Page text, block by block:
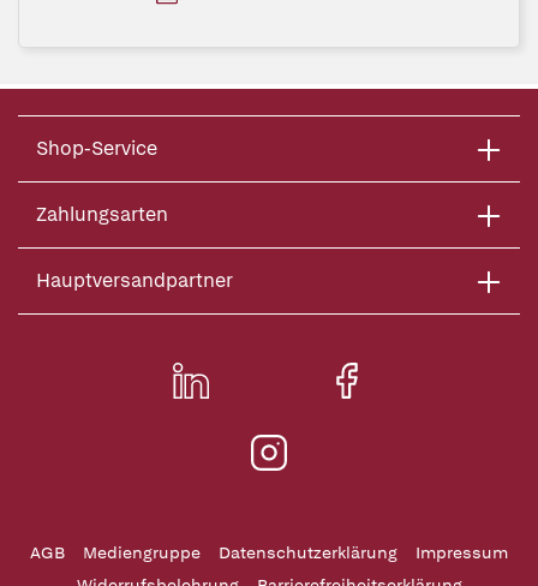
Shop-Service
Zahlungsarten
Hauptversandpartner
AGB Mediengruppe Datenschutzerklärung
Impressum